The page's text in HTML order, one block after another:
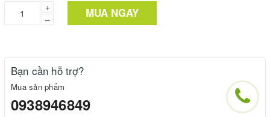
+
–
MUA NGAY
Bạn cần hỗ trợ?
Mua sản phẩm
0938946849